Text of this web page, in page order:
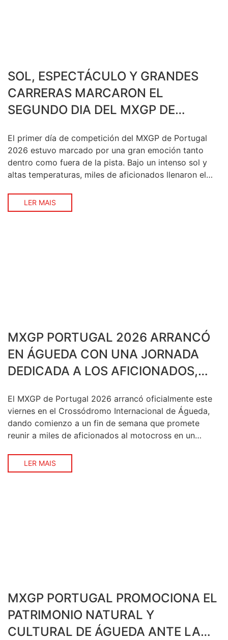
SOL, ESPECTÁCULO Y GRANDES
CARRERAS MARCARON EL
SEGUNDO DIA DEL MXGP DE
El primer día de competición del MXGP de Portugal
2026 estuvo marcado por una gran emoción tanto
dentro como fuera de la pista. Bajo un intenso sol y
altas temperaturas, miles de aficionados llenaron el
el inicio de la competición, en un ambiente vibrante
que volvió a confirmar al […]
LER MAIS
MXGP PORTUGAL 2026 ARRANCÓ
EN ÁGUEDA CON UNA JORNADA
DEDICADA A LOS AFICIONADOS,
LA REGIÓN
El MXGP de Portugal 2026 arrancó oficialmente este
viernes en el Crossódromo Internacional de Águeda,
dando comienzo a un fin de semana que promete
reunir a miles de aficionados al motocross en un
entretenimiento van de la mano. La primera jornada
estuvo dedicada a las verificaciones técnicas […]
LER MAIS
MXGP PORTUGAL PROMOCIONA EL
PATRIMONIO NATURAL Y
CULTURAL DE ÁGUEDA ANTE LA